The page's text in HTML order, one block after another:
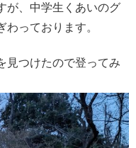
が、中学生くあいのグ
っております。
見つけたので登ってみ